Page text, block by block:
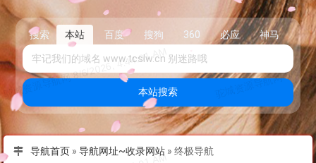
搜索 本站 百度 搜狗 360 必应 神马 头
本站搜索
导航首页 » 导航网址~收录网站 » 终极导航